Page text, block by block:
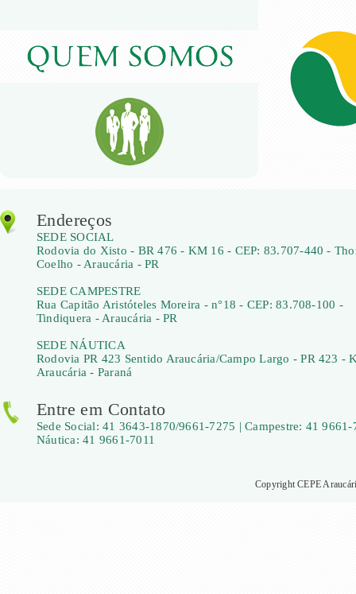
Endereços
SEDE SOCIAL
Rodovia do Xisto - BR 476 - KM 16 - CEP: 83.707-440 -
Coelho - Araucária - PR
SEDE CAMPESTRE
Rua Capitão Aristóteles Moreira - n°18 - CEP: 83.708-100 -
Tindiquera - Araucária - PR
SEDE NÁUTICA
Rodovia PR 423 Sentido Araucária/Campo Largo - PR 423 -
Araucária - Paraná
Entre em Contato
Sede Social: 41 3643-1870/9661-7275 | Campestre: 41 9661-
Náutica: 41 9661-7011
Copyright CEPE